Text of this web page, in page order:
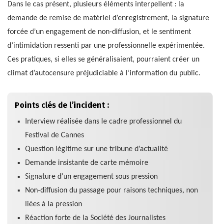
Dans le cas présent, plusieurs éléments interpellent : la
demande de remise de matériel d’enregistrement, la signature
forcée d’un engagement de non-diffusion, et le sentiment
d’intimidation ressenti par une professionnelle expérimentée.
Ces pratiques, si elles se généralisaient, pourraient créer un
climat d’autocensure préjudiciable à l’information du public.
Points clés de l’incident :
Interview réalisée dans le cadre professionnel du
Festival de Cannes
Question légitime sur une tribune d’actualité
Demande insistante de carte mémoire
Signature d’un engagement sous pression
Non-diffusion du passage pour raisons techniques, non
liées à la pression
Réaction forte de la Société des Journalistes